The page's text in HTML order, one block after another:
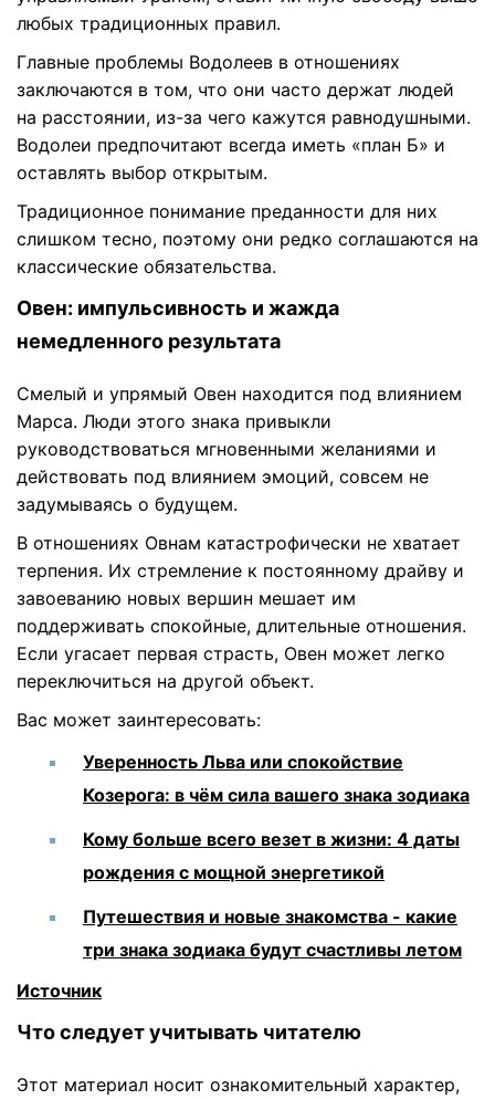
любых традиционных правил.
Главные проблемы Водолеев в отношениях
заключаются в том, что они часто держат людей
на расстоянии, из-за чего кажутся равнодушными.
Водолеи предпочитают всегда иметь «план Б» и
оставлять выбор открытым.
Традиционное понимание преданности для них
слишком тесно, поэтому они редко соглашаются на
классические обязательства.
Овен: импульсивность и жажда
немедленного результата
Смелый и упрямый Овен находится под влиянием
Марса. Люди этого знака привыкли
руководствоваться мгновенными желаниями и
действовать под влиянием эмоций, совсем не
задумываясь о будущем.
В отношениях Овнам катастрофически не хватает
терпения. Их стремление к постоянному драйву и
завоеванию новых вершин мешает им
поддерживать спокойные, длительные отношения.
Если угасает первая страсть, Овен может легко
переключиться на другой объект.
Вас может заинтересовать:
Уверенность Льва или спокойствие
Козерога: в чём сила вашего знака зодиака
Кому больше всего везет в жизни: 4 даты
рождения с мощной энергетикой
Путешествия и новые знакомства - какие
три знака зодиака будут счастливы летом
Источник
Что следует учитывать читателю
Этот материал носит ознакомительный характер,